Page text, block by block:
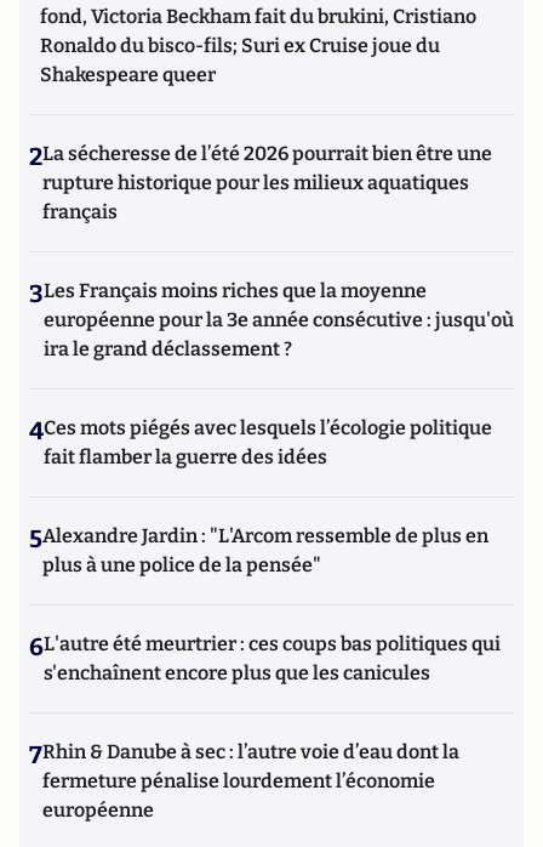
fond, Victoria Beckham fait du brukini, Cristiano
Ronaldo du bisco-fils; Suri ex Cruise joue du
Shakespeare queer
2La sécheresse de l’été 2026 pourrait bien être une
rupture historique pour les milieux aquatiques
français
3Les Français moins riches que la moyenne
européenne pour la 3e année consécutive : jusqu'où
ira le grand déclassement ?
4Ces mots piégés avec lesquels l’écologie politique
fait flamber la guerre des idées
5Alexandre Jardin : "L'Arcom ressemble de plus en
plus à une police de la pensée"
6L'autre été meurtrier : ces coups bas politiques qui
s'enchaînent encore plus que les canicules
7Rhin & Danube à sec : l’autre voie d’eau dont la
fermeture pénalise lourdement l’économie
européenne